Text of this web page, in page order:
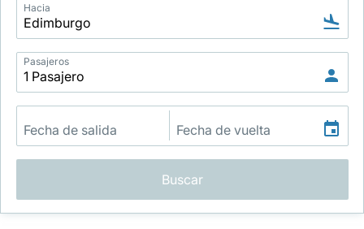
Carrera en Luxair
Hacia
Pasajeros
Buscar